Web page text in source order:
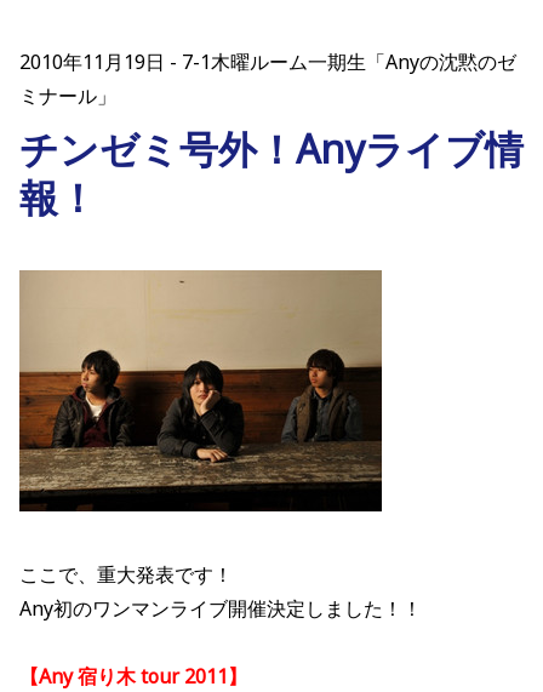
2010年11月19日
7-1木曜ルーム一期生「Anyの沈黙のゼ
ミナール」
チンゼミ号外！Anyライブ情
報！
ここで、重大発表です！
Any初のワンマンライブ開催決定しました！！
【Any 宿り木 tour 2011】